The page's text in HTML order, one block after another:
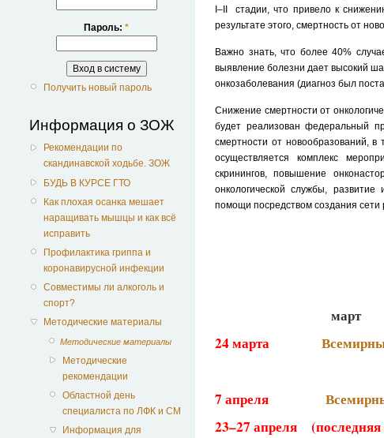
Пароль: *
Получить новый пароль
Информация о ЗОЖ
Рекомендации по
скандинавской ходьбе. ЗОЖ
БУДЬ В КУРСЕ ГТО
Как плохая осанка мешает
наращивать мышцы и как всё
исправить
Профилактика гриппа и
коронавирусной инфекции
Совместимы ли алкоголь и
спорт?
Методические материалы
Методические материалы
Методические
рекомендации
Областной день
специалиста по ЛФК и СМ
Информация для
I–II стадии, что привело к
результате этого, смертность от
Важно знать, что более 40%
выявление болезни дает высокий
онкозаболевания (диагноз был
Снижение смертности от
будет реализован федеральный
смертности от новообразований,
осуществляется комплекс
скринингов, повышение
онкологической службы,
помощи посредством создания сети
март
24 марта
7 апреля
23–27 апреля